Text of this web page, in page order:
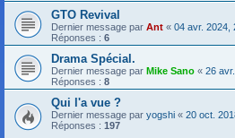
GTO Revival
Dernier message par Ant « 04 avr. 2024,
Réponses : 6
Drama Spécial.
Dernier message par Mike Sano « 26
Réponses : 8
Qui l'a vue ?
Dernier message par yogshi « 20 oct.
Réponses : 197